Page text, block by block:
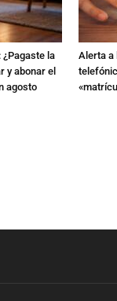
¿Pagaste la
y abonar el
agosto
Alerta a